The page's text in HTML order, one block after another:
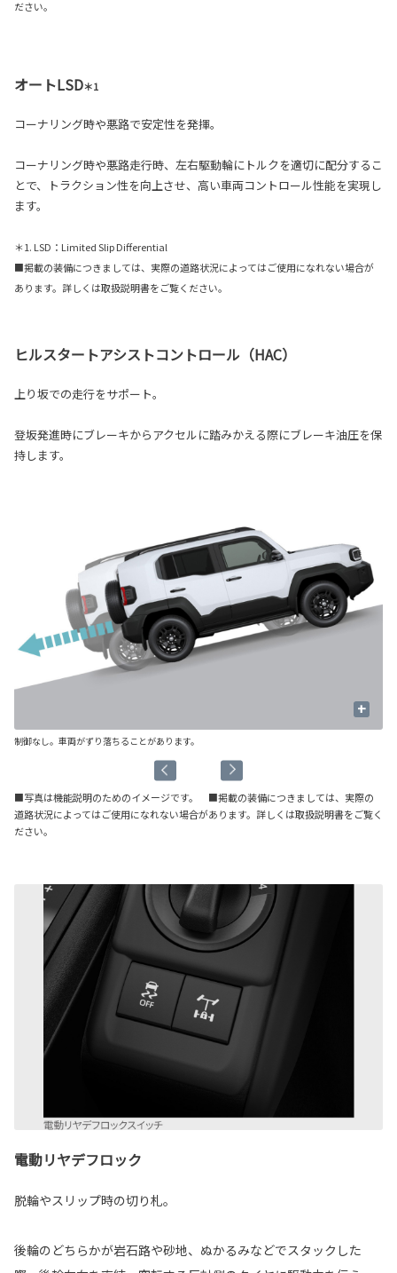
ださい。
オートLSD＊1
コーナリング時や悪路で安定性を発揮。
コーナリング時や悪路走行時、左右駆動輪にトルクを適切に配分するこ
とで、トラクション性を向上させ、高い車両コントロール性能を実現し
ます。
＊1. LSD：Limited Slip Differential
■掲載の装備につきましては、実際の道路状況によってはご使用になれない場合が
あります。詳しくは取扱説明書をご覧ください。
ヒルスタートアシストコントロール（HAC）
上り坂での走行をサポート。
登坂発進時にブレーキからアクセルに踏みかえる際にブレーキ油圧を保
持します。
+
制御なし。車両がずり落ちることがあります。
■写真は機能説明のためのイメージです。 ■掲載の装備につきましては、実際の
道路状況によってはご使用になれない場合があります。詳しくは取扱説明書をご覧く
ださい。
電動リヤデフロック
脱輪やスリップ時の切り札。
後輪のどちらかが岩石路や砂地、ぬかるみなどでスタックした